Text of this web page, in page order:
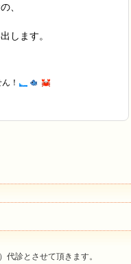
、
します。
！
代診とさせて頂きます。